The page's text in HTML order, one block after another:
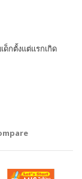
กตั้งแต่แรกเกิด